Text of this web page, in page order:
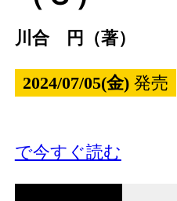
川合 円（著）
2024/07/05(金)発売
で今すぐ読む